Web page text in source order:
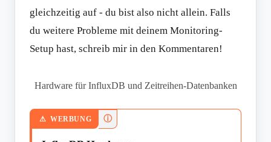
gleichzeitig auf - du bist also nicht allein. Falls
du weitere Probleme mit deinem Monitoring-
Setup hast, schreib mir in den Kommentaren!
Hardware für InfluxDB und Zeitreihen-Datenbanken
WERBUNG ⓘ